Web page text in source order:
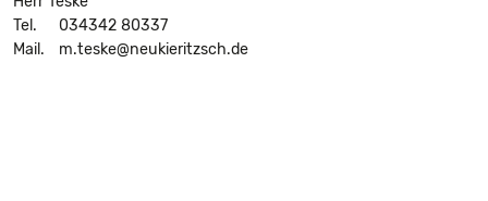
Tel.
034342 80337
Mail.
m.teske@neukieritzsch.de